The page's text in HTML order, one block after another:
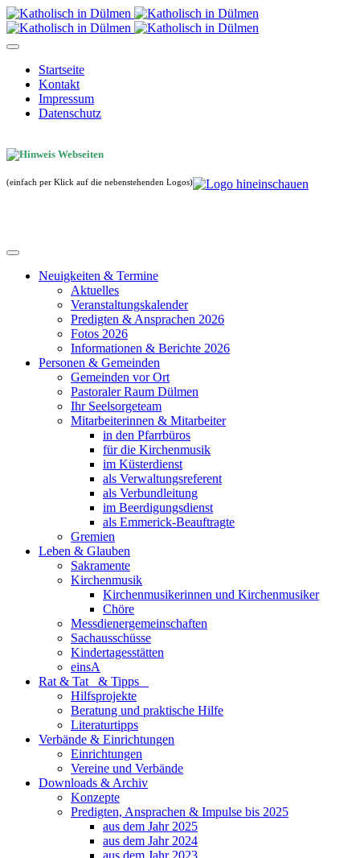
Startseite
Kontakt
Impressum
Datenschutz
(einfach per Klick auf die nebenstehenden Logos)
Neuigkeiten & Termine
Aktuelles
Veranstaltungskalender
Predigten & Ansprachen 2026
Fotos 2026
Informationen & Berichte 2026
Personen & Gemeinden
Gemeinden vor Ort
Pastoraler Raum Dülmen
Ihr Seelsorgeteam
Mitarbeiterinnen & Mitarbeiter
in den Pfarrbüros
für die Kirchenmusik
im Küsterdienst
als Verwaltungsreferent
als Verbundleitung
im Beerdigungsdienst
als Emmerick-Beauftragte
Gremien
Leben & Glauben
Sakramente
Kirchenmusik
Kirchenmusikerinnen und Kirchenmusiker
Chöre
Messdienergemeinschaften
Sachausschüsse
Kindertagesstätten
einsA
Rat & Tat & Tipps
Hilfsprojekte
Beratung und praktische Hilfe
Literaturtipps
Verbände & Einrichtungen
Einrichtungen
Vereine und Verbände
Downloads & Archiv
Konzepte
Predigten, Ansprachen & Impulse bis 2025
aus dem Jahr 2025
aus dem Jahr 2024
aus dem Jahr 2023